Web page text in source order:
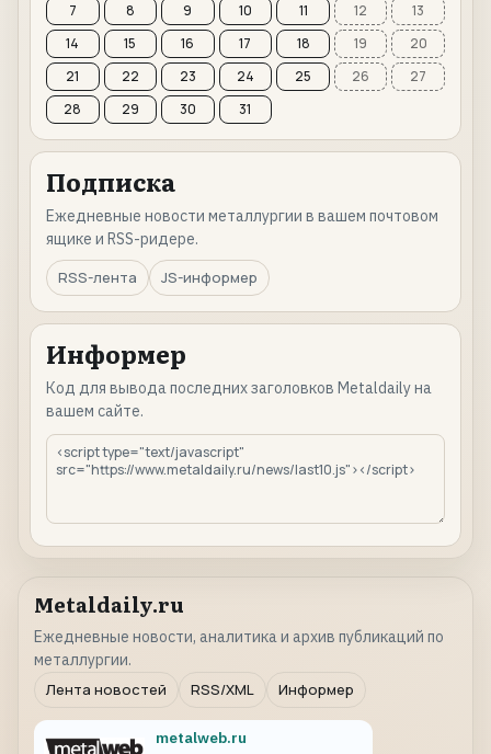
7
8 9 10 11 12
13
14
15 16 17 18 19
20
21
22 23 24 25 26
27
28
29 30 31
Подписка
Ежедневные новости металлургии в вашем почтовом
ящике и RSS-ридере.
RSS-лента
JS-информер
Информер
Код для вывода последних заголовков Metaldaily на
вашем сайте.
Metaldaily.ru
Ежедневные новости, аналитика и архив публикаций по
металлургии.
Лента новостей
RSS/XML Информер
metalweb.ru